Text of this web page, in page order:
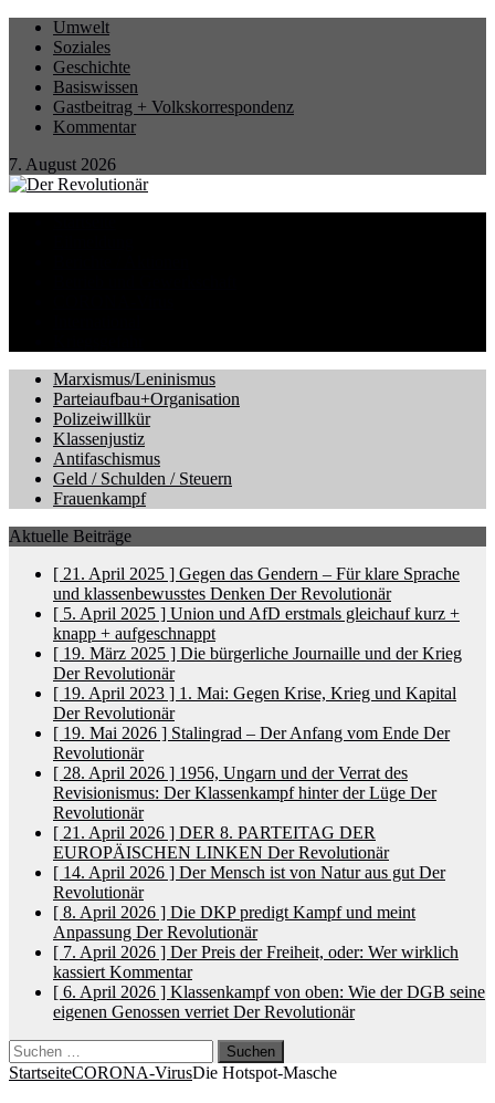
Umwelt
Soziales
Geschichte
Basiswissen
Gastbeitrag + Volkskorrespondenz
Kommentar
7. August 2026
Marxismus/Leninismus
Parteiaufbau+Organisation
Polizeiwillkür
Klassenjustiz
Antifaschismus
Geld / Schulden / Steuern
Frauenkampf
Aktuelle Beiträge
[ 21. April 2025 ] Gegen das Gendern – Für klare Sprache
und klassenbewusstes Denken Der Revolutionär
[ 5. April 2025 ] Union und AfD erstmals gleichaufkurz +
knapp + aufgeschnappt
[ 19. März 2025 ] Die bürgerliche Journaille und der Krieg
Der Revolutionär
[ 19. April 2023 ] 1. Mai: Gegen Krise, Krieg und Kapital
Der Revolutionär
[ 19. Mai 2026 ] Stalingrad – Der Anfang vom Ende Der
Revolutionär
[ 28. April 2026 ] 1956, Ungarn und der Verrat des
Revisionismus: Der Klassenkampf hinter der Lüge Der
Revolutionär
[ 21. April 2026 ] DER 8. PARTEITAG DER
EUROPÄISCHEN LINKEN Der Revolutionär
[ 14. April 2026 ] Der Mensch ist von Natur aus gut Der
Revolutionär
[ 8. April 2026 ] Die DKP predigt Kampf und meint
Anpassung Der Revolutionär
[ 7. April 2026 ] Der Preis der Freiheit, oder: Wer wirklich
kassiert Kommentar
[ 6. April 2026 ] Klassenkampf von oben: Wie der DGB seine
eigenen Genossen verriet Der Revolutionär
Suchen
nach:
StartseiteCORONA-VirusDie Hotspot-Masche